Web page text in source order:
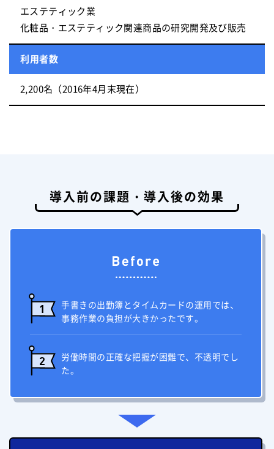
エステティック業
化粧品・エステティック関連商品の研究開発及び販売
利用者数
2,200名（2016年4月末現在）
導入前の課題・導入後の効果
1
手書きの出勤簿とタイムカードの運用では、
事務作業の負担が大きかったです。
2
労働時間の正確な把握が困難で、不透明でし
た。